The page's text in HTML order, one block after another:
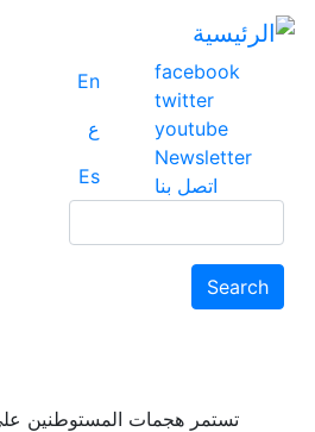
facebook
twitter
youtube
Newsletter
اتصل بنا
En
ع
Es
Search
تستمر هجمات المستوطنين